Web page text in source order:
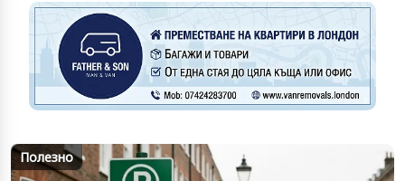
Полезно